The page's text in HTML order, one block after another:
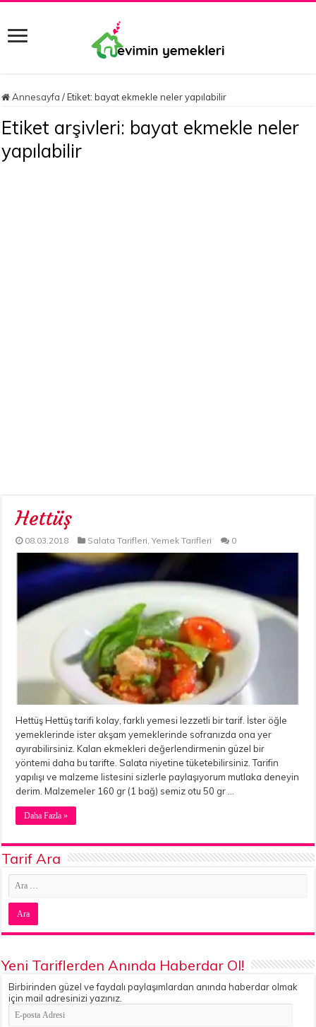
Annesayfa / Etiket:bayat ekmekle neler yapılabilir
Etiket arşivleri: bayat ekmekle neler
yapılabilir
Hettüş
08.03.2018 Salata Tarifleri,Yemek Tarifleri 0
Hettüş Hettüş tarifi kolay, farklı yemesi lezzetli bir tarif. İster öğle
yemeklerinde ister akşam yemeklerinde sofranızda ona yer
ayırabilirsiniz. Kalan ekmekleri değerlendirmenin güzel bir
yöntemi daha bu tarifte. Salata niyetine tüketebilirsiniz. Tarifin
yapılışı ve malzeme listesini sizlerle paylaşıyorum mutlaka deneyin
derim. Malzemeler 160 gr (1 bağ) semiz otu 50 gr …
Daha Fazla »
Tarif Ara
Yeni Tariflerden Anında Haberdar Ol!
Birbirinden güzel ve faydalı paylaşımlardan anında haberdar olmak
için mail adresinizi yazınız.
E-
posta